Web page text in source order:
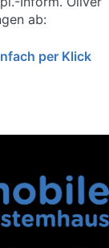
ab:
per Klick